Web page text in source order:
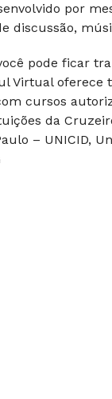
por
discussão,
pode ficar
Virtual oferece
cursos
da
– UNICID,